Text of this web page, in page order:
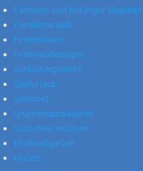
Familien- und Anfänger Skigebiet
Familienurlaub
Ferienhäuser
Ferienwohnungen
Gletschergebiete
Golfurlaub
Gourmet
Gruppenspezialisten
Gutschein einlösen
Hochseilgarten
Hotels